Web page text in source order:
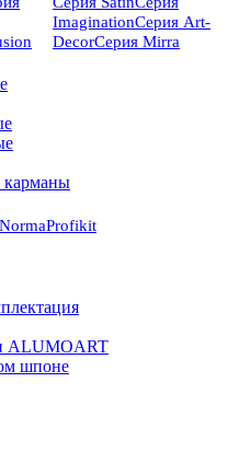
ImaginationСерия Art-
DeсorСерия Mirra
карманы
NormaProfikit
ALUMOART
шпоне